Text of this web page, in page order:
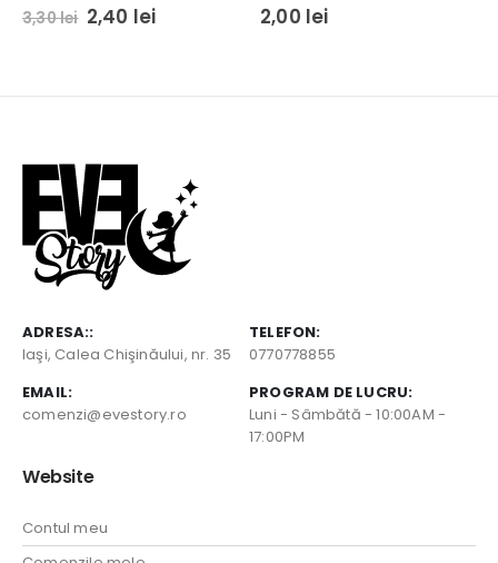
out of 5
3,30lei Prețul
inițial
2,40 leiPrețul 0 out of 5
2,00 lei
ADRESA::
Iaşi, Calea Chişinăului, nr. 35
TELEFON:
0770778855
EMAIL:
comenzi@evestory.ro
PROGRAM DE LUCRU:
Luni - Sâmbătă - 10:00AM -
17:00PM
Website
Contul meu